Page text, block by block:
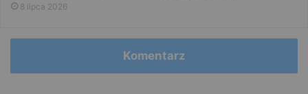
8 lipca 2026
Komentarz